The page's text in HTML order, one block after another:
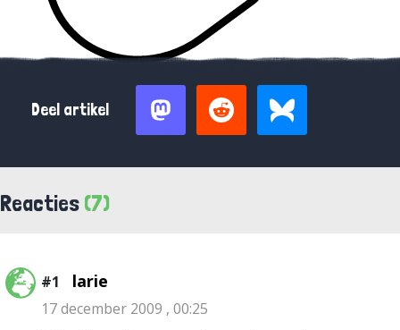
Deel artikel
Reacties (7)
#1 larie
17 december 2009 , 00:25